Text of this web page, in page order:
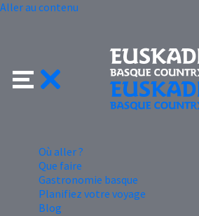
Aller au contenu
Où aller ?
Que faire
Gastronomie basque
Planifiez votre voyage
Blog